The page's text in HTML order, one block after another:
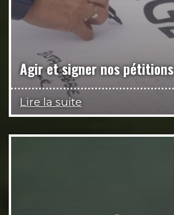
Agir et signer nos pétitions
Lire la suite